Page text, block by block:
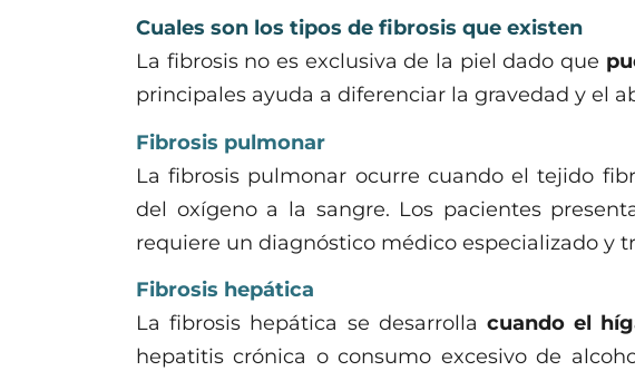
Cuales son los tipos de fibrosis que existen
La fibrosis no es exclusiva de la piel dado que
principales ayuda a diferenciar la gravedad y el
Fibrosis pulmonar
La fibrosis pulmonar ocurre cuando el tejido
del oxígeno a la sangre. Los pacientes
requiere un diagnóstico médico especializado y
Fibrosis hepática
La fibrosis hepática se desarrolla cuando el
hepatitis crónica o consumo excesivo de